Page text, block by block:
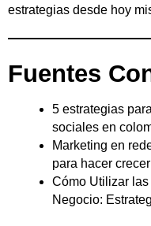
estrategias desde hoy
Fuentes
5 estrategias
sociales en
Marketing en
para hacer
Cómo Utilizar
Negocio: